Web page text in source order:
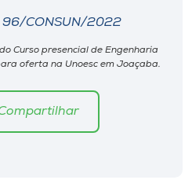
96/CONSUN/2022
Curso presencial de Engenharia
oferta na Unoesc em Joaçaba.